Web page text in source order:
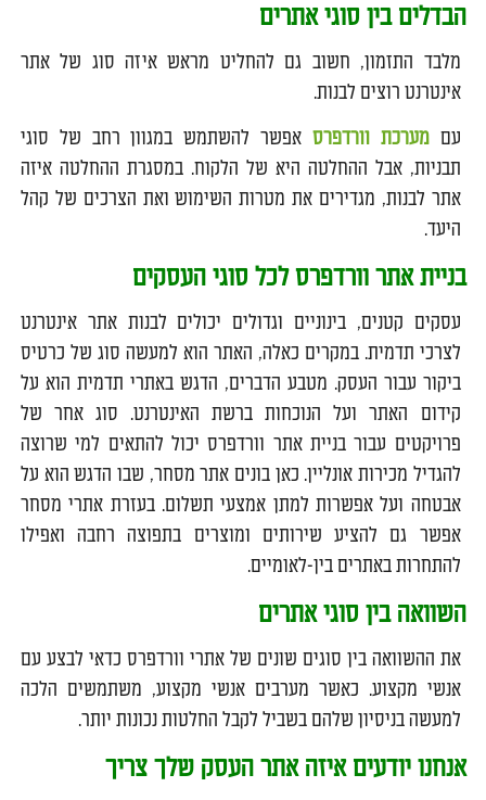
הבדלים בין סוגי אתרים
מלבד התזמון, חשוב גם להחליט מראש איזה סוג של אתר
אינטרנט רוצים לבנות.
עםמערכת וורדפרס אפשר להשתמש במגוון רחב של סוגי
תבניות, אבל ההחלטה היא של הלקוח. במסגרת ההחלטה איזה
אתר לבנות, מגדירים את מטרות השימוש ואת הצרכים של קהל
היעד.
בניית אתר וורדפרס לכל סוגי העסקים
עסקים קטנים, בינוניים וגדולים יכולים לבנות אתר אינטרנט
לצרכי תדמית. במקרים כאלה, האתר הוא למעשה סוג של כרטיס
ביקור עבור העסק. מטבע הדברים, הדגש באתרי תדמית הוא על
קידום האתר ועל הנוכחות ברשת האינטרנט. סוג אחר של
פרויקטים עבור בניית אתר וורדפרס יכול להתאים למי שרוצה
להגדיל מכירות אונליין. כאן בונים אתר מסחר, שבו הדגש הוא על
אבטחה ועל אפשרות למתן אמצעי תשלום. בעזרת אתרי מסחר
אפשר גם להציע שירותים ומוצרים בתפוצה רחבה ואפילו
להתחרות באתרים בין-לאומיים.
השוואה בין סוגי אתרים
את ההשוואה בין סוגים שונים של אתרי וורדפרס כדאי לבצע עם
אנשי מקצוע. כאשר מערבים אנשי מקצוע, משתמשים הלכה
למעשה בניסיון שלהם בשביל לקבל החלטות נכונות יותר.
אנחנו יודעים איזה אתר העסק שלך צריך